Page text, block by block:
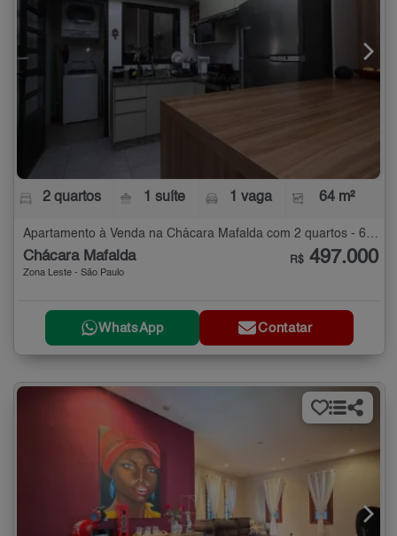
2 quartos 1 suíte 1 vaga 64 m²
Apartamento à Venda na Chácara Mafalda com 2 quartos - 64 m²
Chácara Mafalda
Zona Leste - São Paulo
R$ 497.000
WhatsApp Contatar